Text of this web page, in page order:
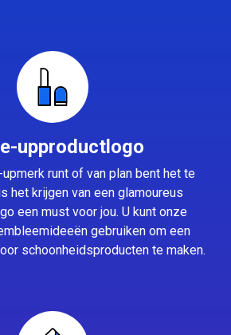
upproductlogo
runt of van plan bent het te
het krijgen van een glamoureus
een must voor jou. U kunt onze
gebruiken om een
schoonheidsproducten te maken.